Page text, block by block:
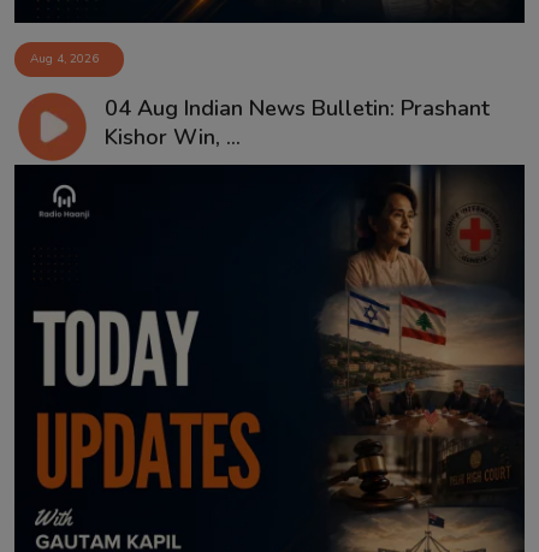
Aug 4, 2026
04 Aug Indian News Bulletin: Prashant
Kishor Win, ...